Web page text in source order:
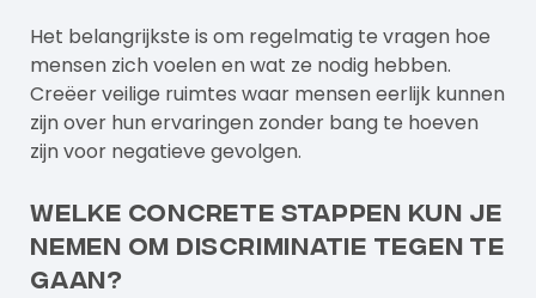
Het belangrijkste is om regelmatig te vragen hoe
mensen zich voelen en wat ze nodig hebben.
Creëer veilige ruimtes waar mensen eerlijk kunnen
zijn over hun ervaringen zonder bang te hoeven
zijn voor negatieve gevolgen.
Welke concrete stappen kun je
nemen om discriminatie tegen te
gaan?